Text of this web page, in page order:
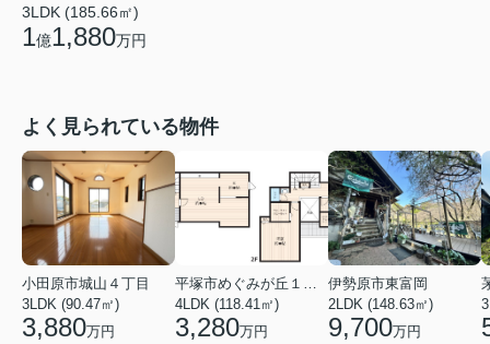
3LDK (185.66㎡)
1億1,880万円
よく見られている物件
小田原市城山４丁目
3LDK (90.47㎡)
3,880万円
平塚市めぐみが丘１丁目
4LDK (118.41㎡)
3,280万円
伊勢原市東富岡
2LDK (148.63㎡)
9,700万円